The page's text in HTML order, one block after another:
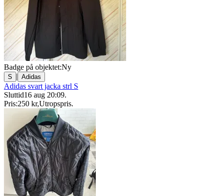
Badge på objektet:Ny
S | Adidas
Adidas svart jacka strl S
Sluttid16 aug 20:09.
Pris:250 kr,Utropspris.